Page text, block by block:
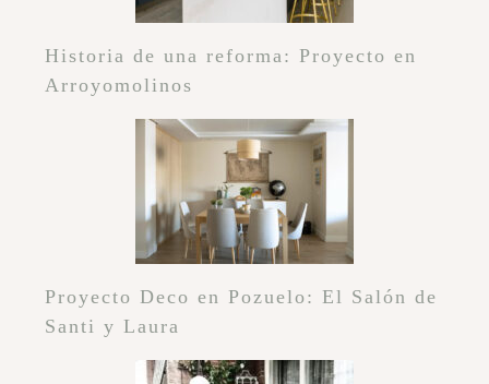
Historia de una reforma: Proyecto en
Arroyomolinos
Proyecto Deco en Pozuelo: El Salón de
Santi y Laura